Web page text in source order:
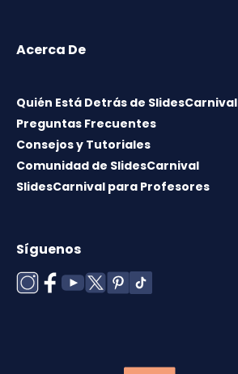
Acerca De
Quién Está Detrás de SlidesCarnival
Preguntas Frecuentes
Consejos y Tutoriales
Comunidad de SlidesCarnival
SlidesCarnival para Profesores
Síguenos